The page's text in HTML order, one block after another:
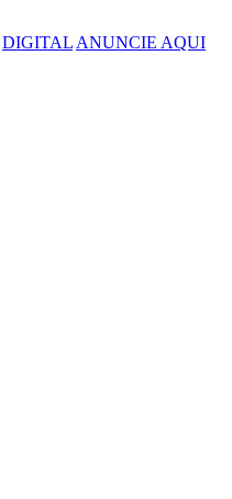
DIGITAL ANUNCIE AQUI